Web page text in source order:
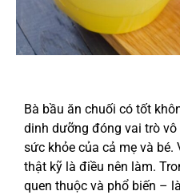
Bà bầu ăn chuối có tốt
dinh dưỡng đóng vai trò
sức khỏe của cả mẹ và
thật kỹ là điều nên làm.
quen thuộc và phổ biến –